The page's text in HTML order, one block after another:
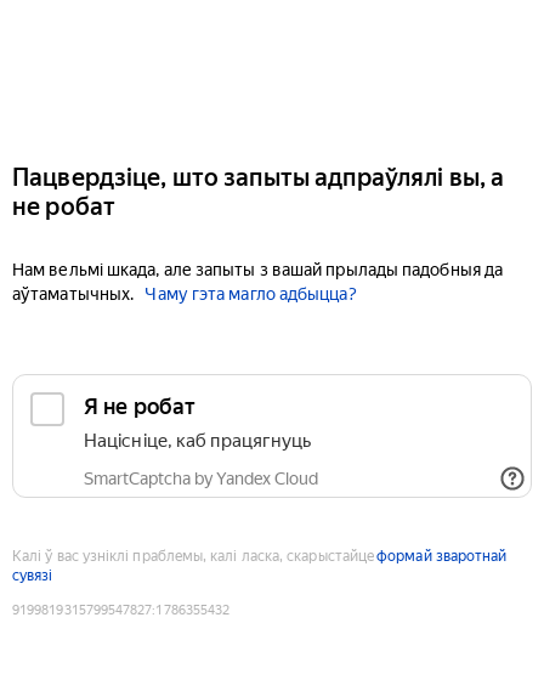
Пацвердзіце, што запыты адпраўлялі вы, а
не робат
Нам вельмі шкада, але запыты з вашай прылады падобныя да
аўтаматычных.
Чаму гэта магло адбыцца?
Я не робат
Націсніце, каб працягнуць
SmartCaptcha by Yandex Cloud
Калі ў вас узніклі праблемы, калі ласка, скарыстайцеформай зваротнай
сувязі
9199819315799547827:1786355432